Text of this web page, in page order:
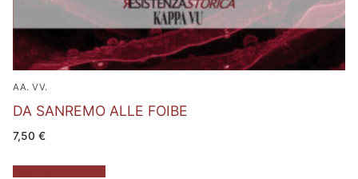
AA. VV.
DA SANREMO ALLE FOIBE
7,50 €